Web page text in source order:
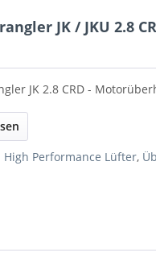
JK / JKU 2.8
JK 2.8 CRD -
High Performance Lüfter,